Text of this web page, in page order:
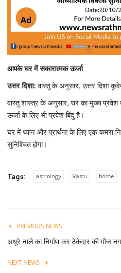
वीमन
करियर
विदेश
खेल
रोचक खबरें
जीवन मंत्र
आपके घर में सकारात्मक ऊर्जा
उत्तर दिशा:वास्तु के अनुसार, उत्तर दिशा
वास्तु शास्त्र के अनुसार, घर का मुख्य प्रवेश
ऊर्जा के लिए भी प्रवेश बिंदु है।
घर में ध्यान और प्रार्थना के लिए एक कमरा
सुनिश्चित होगा।
Tags: astrology Vastu home
PREVIOUS NEWS
अधूरे नाले का निर्माण कर ठेकेदार की मौज
NEXT NEWS